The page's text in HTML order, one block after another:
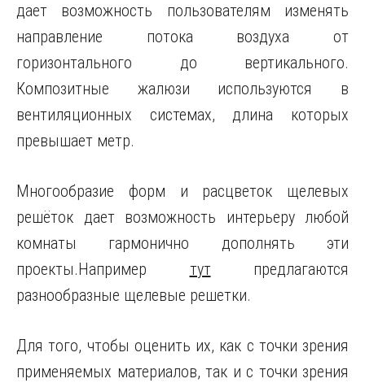
дает возможность пользователям изменять
направление потока воздуха от
горизонтального до вертикального.
Композитные жалюзи используются в
вентиляционных системах, длина которых
превышает метр.
Многообразие форм и расцветок щелевых
решёток дает возможность интерьеру любой
комнаты гармонично дополнять эти
проекты.Например тутпредлагаются
разнообразные щелевые решетки.
Для того, чтобы оценить их, как с точки зрения
применяемых материалов, так и с точки зрения